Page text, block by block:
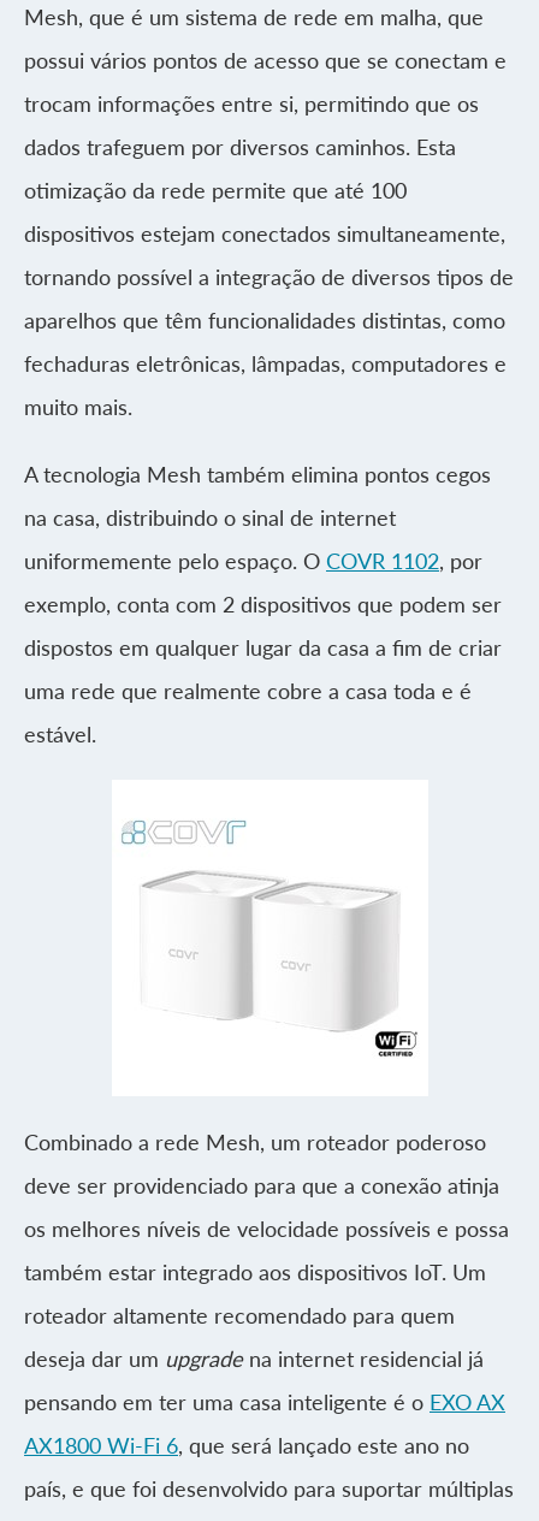
Mesh, que é um sistema de rede em malha, que
possui vários pontos de acesso que se conectam e
trocam informações entre si, permitindo que os
dados trafeguem por diversos caminhos. Esta
otimização da rede permite que até 100
dispositivos estejam conectados simultaneamente,
tornando possível a integração de diversos tipos de
aparelhos que têm funcionalidades distintas, como
fechaduras eletrônicas, lâmpadas, computadores e
muito mais.
A tecnologia Mesh também elimina pontos cegos
na casa, distribuindo o sinal de internet
uniformemente pelo espaço. O COVR 1102, por
exemplo, conta com 2 dispositivos que podem ser
dispostos em qualquer lugar da casa a fim de criar
uma rede que realmente cobre a casa toda e é
estável.
Combinado a rede Mesh, um roteador poderoso
deve ser providenciado para que a conexão atinja
os melhores níveis de velocidade possíveis e possa
também estar integrado aos dispositivos IoT. Um
roteador altamente recomendado para quem
deseja dar um upgradena internet residencial já
pensando em ter uma casa inteligente é o EXO AX
AX1800 Wi-Fi 6, que será lançado este ano no
país, e que foi desenvolvido para suportar múltiplas